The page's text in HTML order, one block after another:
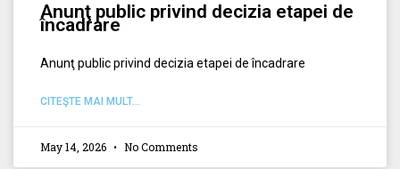
Anunţ public privind decizia etapei de
încadrare
Anunţ public privind decizia etapei de încadrare
CITEŞTE MAI MULT...
May 14, 2026 No Comments